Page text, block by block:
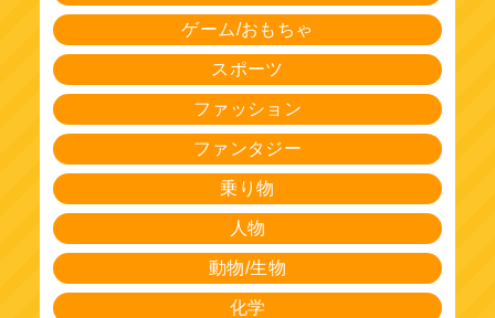
ゲーム/おもちゃ
スポーツ
ファッション
ファンタジー
乗り物
人物
動物/生物
化学